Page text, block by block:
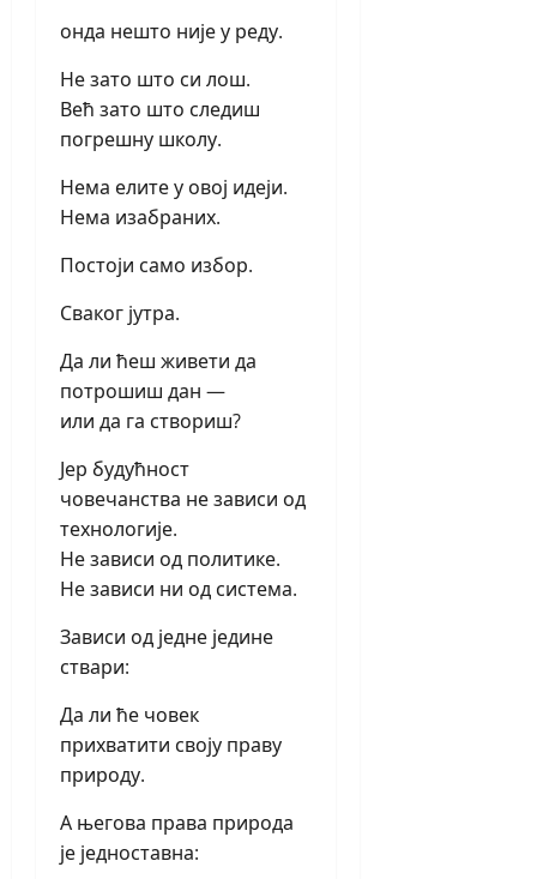
онда нешто није у реду.
Не зато што си лош.
Већ зато што следиш
погрешну школу.
Нема елите у овој идеји.
Нема изабраних.
Постоји само избор.
Сваког јутра.
Да ли ћеш живети да
потрошиш дан —
или да га створиш?
Јер будућност
човечанства не зависи од
технологије.
Не зависи од политике.
Не зависи ни од система.
Зависи од једне једине
ствари:
Да ли ће човек
прихватити своју праву
природу.
А његова права природа
је једноставна: